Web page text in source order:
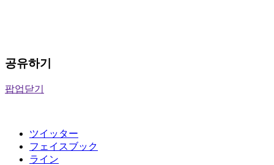
공유하기
팝업닫기
ツイッター
フェイスブック
ライン